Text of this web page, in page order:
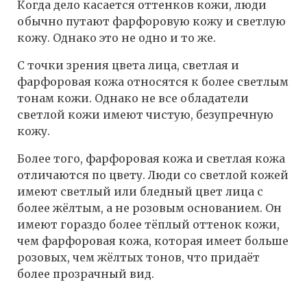
Когда дело касается оттенков кожи, люди
обычно путают фарфоровую кожу и светлую
кожу. Однако это не одно и то же.
С точки зрения цвета лица, светлая и
фарфоровая кожа относятся к более светлым
тонам кожи. Однако не все обладатели
светлой кожи имеют чистую, безупречную
кожу.
Более того, фарфоровая кожа и светлая кожа
отличаются по цвету. Люди со светлой кожей
имеют светлый или бледный цвет лица с
более жёлтым, а не розовым основанием. Он
имеют гораздо более тёплый оттенок кожи,
чем фарфоровая кожа, которая имеет больше
розовых, чем жёлтых тонов, что придаёт
более прозрачный вид.